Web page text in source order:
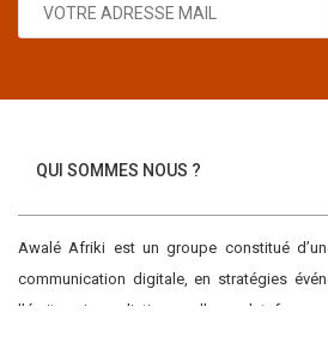
QUI SOMMES NOUS ?
Awalé Afriki est un groupe constitué
communication digitale, en stratégies
l’écriture journalistique ; d’une plateforme